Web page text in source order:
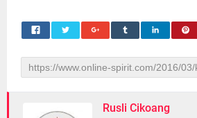
Rusli Cikoang